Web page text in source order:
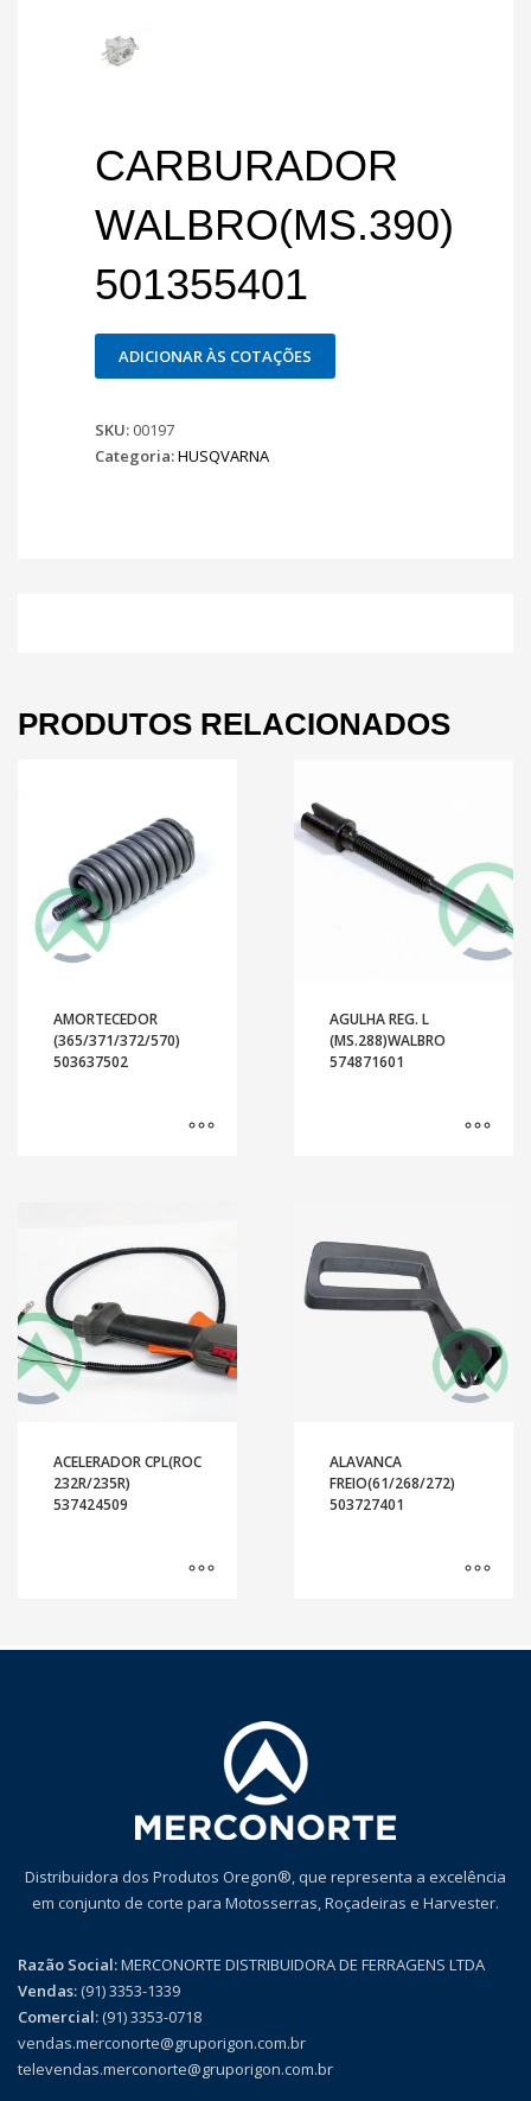
CARBURADOR
WALBRO(MS.390)
501355401
ADICIONAR ÀS COTAÇÕES
SKU: 00197
Categoria:HUSQVARNA
PRODUTOS RELACIONADOS
AMORTECEDOR
(365/371/372/570)
503637502
AGULHA REG. L
(MS.288)WALBRO
574871601
ACELERADOR CPL(ROC
232R/235R)
537424509
ALAVANCA
FREIO(61/268/272)
503727401
Distribuidora dos Produtos Oregon®, que representa a excelência
em conjunto de corte para Motosserras, Roçadeiras e Harvester.
Razão Social:MERCONORTE DISTRIBUIDORA DE FERRAGENS LTDA
Vendas:(91) 3353-1339
Comercial:(91) 3353-0718
vendas.merconorte@gruporigon.com.br
televendas.merconorte@gruporigon.com.br